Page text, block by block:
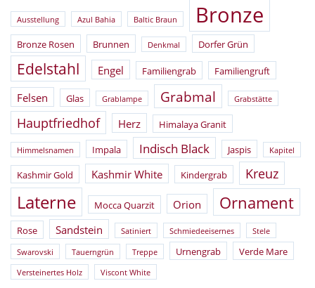
Ausstellung Azul Bahia Baltic Braun Bronze
Bronze Rosen Brunnen Denkmal Dorfer Grün
Edelstahl Engel Familiengrab Familiengruft
Felsen Glas Grablampe Grabmal Grabstätte
Hauptfriedhof Herz Himalaya Granit
Himmelsnamen Impala Indisch Black Jaspis Kapitel
Kashmir Gold Kashmir White Kindergrab Kreuz
Laterne Mocca Quarzit Orion Ornament
Rose Sandstein Satiniert Schmiedeeisernes Stele
Swarovski Tauerngrün Treppe Urnengrab Verde Mare
Versteinertes Holz Viscont White